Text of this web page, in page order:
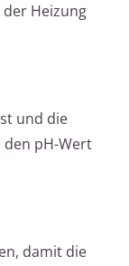
Heizung
und die
den pH-Wert
damit die